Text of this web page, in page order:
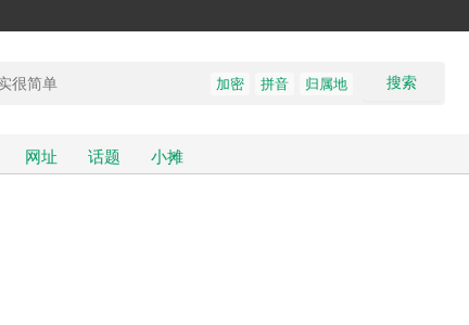
搜索
加密 拼音 归属地
网址 话题 小摊